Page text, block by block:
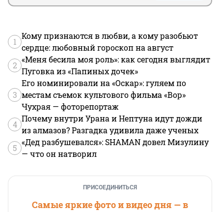
1
Кому признаются в любви, а кому разобьют
сердце: любовный гороскоп на август
2
«Меня бесила моя роль»: как сегодня выглядит
Пуговка из «Папиных дочек»
3
Его номинировали на «Оскар»: гуляем по
местам съемок культового фильма «Вор»
Чухрая — фоторепортаж
4
Почему внутри Урана и Нептуна идут дожди
из алмазов? Разгадка удивила даже ученых
5
«Дед разбушевался»: SHAMAN довел Мизулину
— что он натворил
ПРИСОЕДИНИТЬСЯ
Самые яркие фото и видео дня — в